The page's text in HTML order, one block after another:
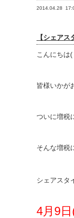
2014.04.28
【シェア
こんにちは
皆様いかが
ついに増税
そんな増税
シェアスタ
4月9